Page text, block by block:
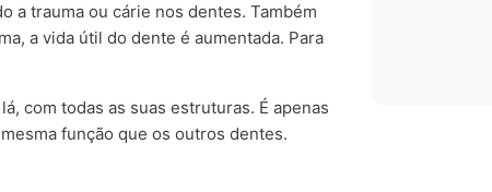
a trauma ou cárie nos dentes. Também
a vida útil do dente é aumentada. Para
com todas as suas estruturas. É apenas
função que os outros dentes.